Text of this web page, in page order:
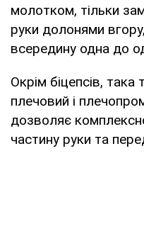
молотком, тільки
руки долонями
всередину одна до
Окрім біцепсів, така
плечовий і
дозволяє
частину руки та